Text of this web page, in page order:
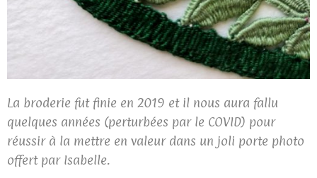
La broderie fut finie en 2019 et il nous aura fallu
quelques années (perturbées par le COVID) pour
réussir à la mettre en valeur dans un joli porte photo
offert par Isabelle.